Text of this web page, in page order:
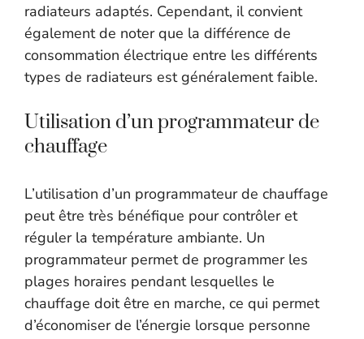
radiateurs adaptés. Cependant, il convient
également de noter que la différence de
consommation électrique entre les différents
types de radiateurs est généralement faible.
Utilisation d’un programmateur de
chauffage
L’utilisation d’un programmateur de chauffage
peut être très bénéfique pour contrôler et
réguler la température ambiante. Un
programmateur permet de programmer les
plages horaires pendant lesquelles le
chauffage doit être en marche, ce qui permet
d’économiser de l’énergie lorsque personne